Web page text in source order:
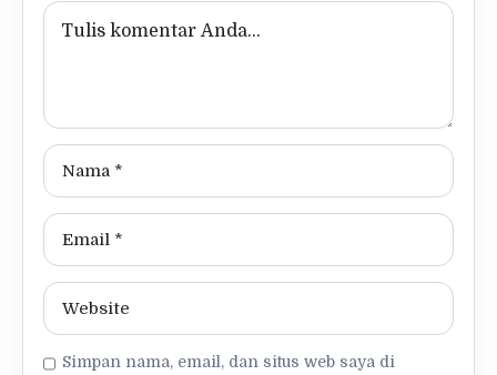
Simpan nama, email, dan situs web saya di